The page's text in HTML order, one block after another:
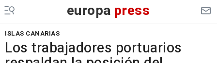
europa press
ISLAS CANARIAS
Los trabajadores portuarios